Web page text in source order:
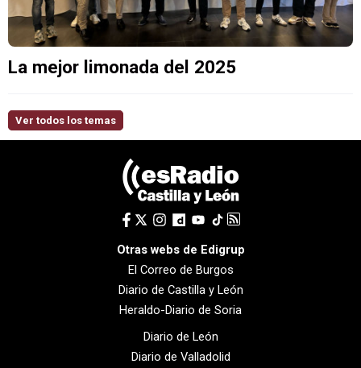
La mejor limonada del 2025
Ver todos los temas
Otras webs de Edigrup
El Correo de Burgos
Diario de Castilla y León
Heraldo-Diario de Soria
Diario de León
Diario de Valladolid